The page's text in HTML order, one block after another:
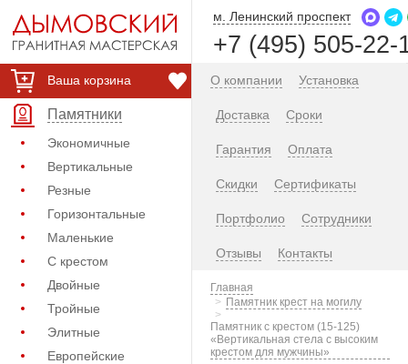
Ваша корзина
Памятники
Экономичные
Вертикальные
Резные
Горизонтальные
Маленькие
С крестом
Двойные
Тройные
Элитные
Европейские
м. Ленинский проспект
+7 (495) 505-22-
О компании Установка
Доставка Сроки
Гарантия Оплата
Скидки Сертификаты
Портфолио Сотрудники
Отзывы Контакты
Главная
Памятник крест на могилу
Памятник с крестом (15-125)
«Вертикальная стела с высоким
крестом для мужчины»